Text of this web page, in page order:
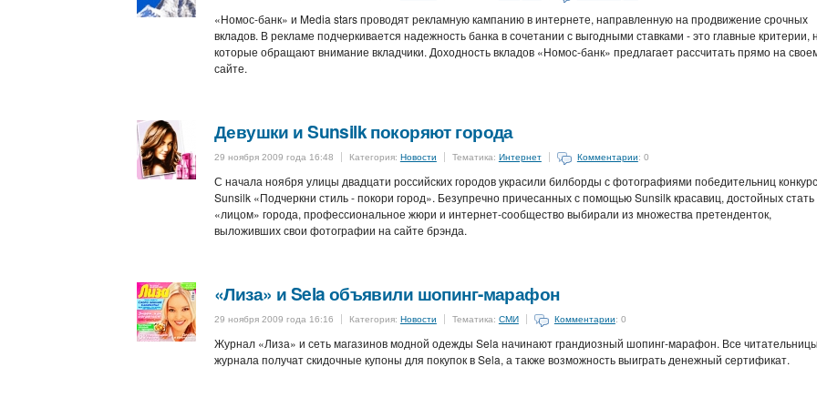
«Номос-банк» и Media stars проводят рекламную кампанию в интернете, направленную на продвижение срочных
вкладов. В рекламе подчеркивается надежность банка в сочетании с выгодными ставками - это главные критерии,
которые обращают внимание вкладчики. Доходность вкладов «Номос-банк» предлагает рассчитать прямо на
сайте.
Девушки и Sunsilk покоряют города
29 ноября 2009 года 16:48 Категория: Новости Тематика: Интернет Комментарии: 0
С начала ноября улицы двадцати российских городов украсили билборды с фотографиями победительниц
Sunsilk «Подчеркни стиль - покори город». Безупречно причесанных с помощью Sunsilk красавиц, достойных стать
«лицом» города, профессиональное жюри и интернет-сообщество выбирали из множества претенденток,
выложивших свои фотографии на сайте брэнда.
«Лиза» и Sela объявили шопинг-марафон
29 ноября 2009 года 16:16 Категория: Новости Тематика: СМИ Комментарии: 0
Журнал «Лиза» и сеть магазинов модной одежды Sela начинают грандиозный шопинг-марафон. Все читательницы
журнала получат скидочные купоны для покупок в Sela, а также возможность выиграть денежный сертификат.